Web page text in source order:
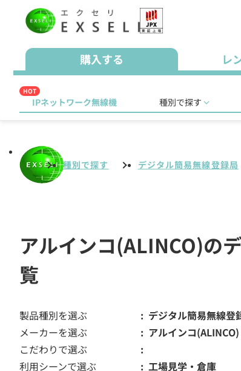
購入する レ
HOT
IPネットワーク無線機 種別で探す
種別で探す デジタル簡易無線登録局
アルインコ(ALINCO)の
覧
製品種別を選ぶ
デジタル簡易無線登
メーカーを選ぶ
アルインコ(ALINCO)
こだわりで選ぶ
利用シーンで選ぶ
工場見学・倉庫